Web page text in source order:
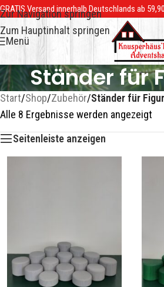
Zur Navigation springen
Zum Hauptinhalt springen
GRATIS Versand innerhalb Deutschlands ab
Menü
Ständer für
Start/Shop/Zubehör/Ständer für
Alle 8 Ergebnisse werden angezeigt
Seitenleiste anzeigen